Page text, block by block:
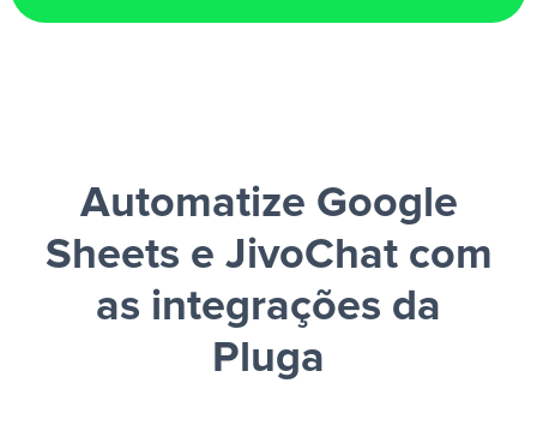
Automatize Google
Sheets e JivoChatcom
as integrações da
Pluga